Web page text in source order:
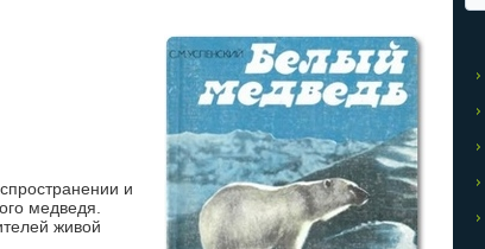
и
медведя.
живой